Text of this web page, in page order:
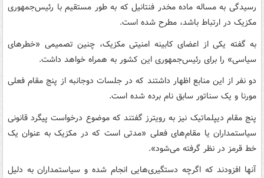
رسیدگی به مساله ماده مخدر فنتانیل که به طور مستقیم با رئیس‌جمهوری
مکزیک در ارتباط باشد، مطرح شده است.
به گفته یکی از اعضای کابینه امنیتی مکزیک، چنین تصمیمی «خطرهای
سیاسی» را برای رئیس‌جمهوری این کشور به همراه خواهد داشت.
دو نفر از این منابع اظهار داشتند که در جلسات دوجانبه از پنج مقام فعلی
مورنا و یک سناتور سابق نام برده شده است.
پنج مقام دیپلماتیک نیز به رویترز گفتند که موضوع درخواست پیگرد قانونی
سیاستمداران یا مقام‌های فعلی «مدتی است که در مکزیک به عنوان یک
خط قرمز در نظر گرفته می‌شود».
آنها افزودند که اگرچه دستگیری‌هایی انجام شده و سیاستمداران به دلیل